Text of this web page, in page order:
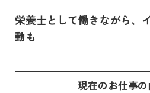
栄養士として働きながら、
動も
現在のお仕事の